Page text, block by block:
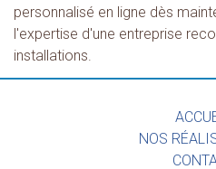
personnalisé en ligne dès
l'expertise d'une entreprise
installations.
NOS